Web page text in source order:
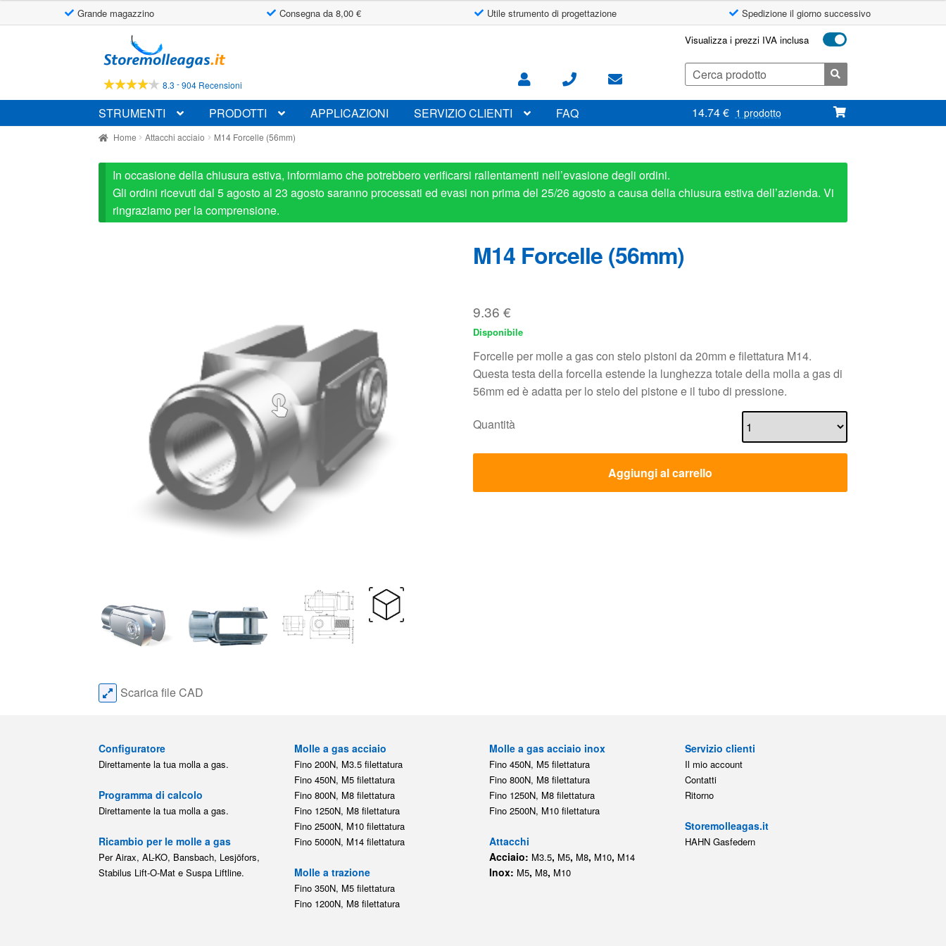
Grande magazzino Consegna da 8,00 € Utile strumento di progettazione Spedizione il giorno successivo
alla
navigazione
al
contenuto
8.3 -904 Recensioni
Visualizza i prezzi IVA inclusa
Cerca:
STRUMENTI PRODOTTI APPLICAZIONI SERVIZIO CLIENTI FAQ 14.74€ 1 prodotto
Home Attacchi acciaio M14 Forcelle (56mm)
In occasione della chiusura estiva, informiamo che potrebbero verificarsi rallentamenti nell’evasione degli ordini.
Gli ordini ricevuti dal 5 agosto al 23 agosto saranno processati ed evasi non prima del 25/26 agosto a causa della chiusura estiva dell’azienda. Vi
ringraziamo per la comprensione.
M14 Forcelle (56mm)
9.36 €
Disponibile
Forcelle per molle a gas con stelo pistoni da 20mm e filettatura M14.
Questa testa della forcella estende la lunghezza totale della molla a gas di
56mm ed è adatta per lo stelo del pistone e il tubo di pressione.
Quantità
Aggiungi al carrello
Scarica file CAD
Configuratore
Direttamente la tua molla a gas.
Programma di calcolo
Direttamente la tua molla a gas.
Ricambio per le molle a gas
Per Airax, AL-KO, Bansbach, Lesjöfors,
Stabilus Lift-O-Mat e Suspa Liftline.
Molle a gas acciaio
Fino 200N, M3.5 filettatura
Fino 450N, M5 filettatura
Fino 800N, M8 filettatura
Fino 1250N, M8 filettatura
Fino 2500N, M10 filettatura
Fino 5000N, M14 filettatura
Molle a trazione
Fino 350N, M5 filettatura
Fino 1200N, M8 filettatura
Molle a gas acciaio inox
Fino 450N, M5 filettatura
Fino 800N, M8 filettatura
Fino 1250N, M8 filettatura
Fino 2500N, M10 filettatura
Attacchi
Acciaio: M3.5, M5, M8, M10, M14
Inox: M5, M8, M10
Servizio clienti
Il mio account
Contatti
Ritorno
Storemolleagas.it
HAHN Gasfedern